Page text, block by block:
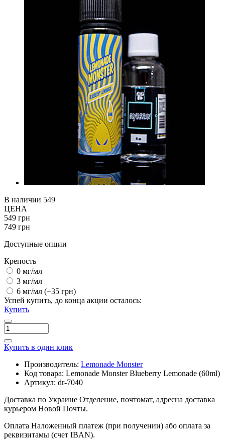
В наличии 549
ЦЕНА
549 грн
749 грн
Доступные опции
Крепость
0 мг/мл
3 мг/мл
6 мг/мл (+35 грн)
Успей купить, до конца акции осталось:
Купить
Купить в один клик
Производитель: Lemonade Monster
Код товара: Lemonade Monster Blueberry Lemonade (60ml)
Артикул: dr-7040
Доставка по Украине Отделение, почтомат, адресна доставка
курьером Новой Почты.
Оплата Наложенный платеж (при получении) або оплата за
реквизитамы (счет IBAN).